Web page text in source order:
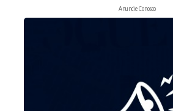
Anuncie Conosco